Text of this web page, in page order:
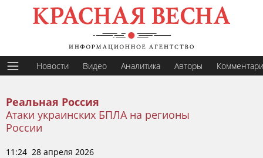
Новости Видео Аналитика Авторы
Реальная Россия
Атаки украинских БПЛА на регионы
России
11:24 28 апреля 2026